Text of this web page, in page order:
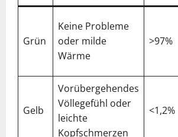
Grün
Keine Probleme
oder milde
Wärme
>97%
Gelb
Vorübergehendes
Völlegefühl oder
leichte
Kopfschmerzen
<1,2%